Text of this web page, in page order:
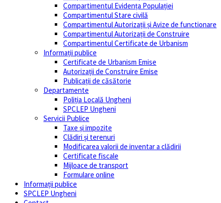
Compartimentul Evidența Populației
Compartimentul Stare civilă
Compartimentul Autorizații și Avize de functionare
Compartimentul Autorizații de Construire
Compartimentul Certificate de Urbanism
Informații publice
Certificate de Urbanism Emise
Autorizații de Construire Emise
Publicații de căsătorie
Departamente
Poliția Locală Ungheni
SPCLEP Ungheni
Servicii Publice
Taxe și impozite
Clădiri și terenuri
Modificarea valorii de inventar a clădirii
Certificate fiscale
Mijloace de transport
Formulare online
Informații publice
SPCLEP Ungheni